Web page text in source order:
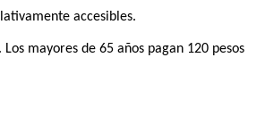
accesibles.
mayores de 65 años pagan 120 pesos